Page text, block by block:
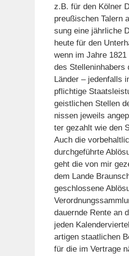
z.B. für den Kölner
preußischen Talern
sung eine jährliche
heute für den
wenn im Jahre
des Stelleninhabers
Länder – jedenfalls
pflichtige
geistlichen Stellen
nissen jeweils
ter gezahlt wie den
Auch die
durchgeführte
geht die von mir
dem Lande
geschlossene
dauernde Rente an
jeden
artigen staatlichen
für die im Vertrage